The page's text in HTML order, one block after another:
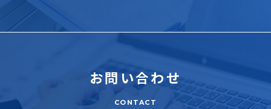
お問い合わせ
CONTACT